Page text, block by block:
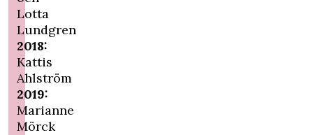
Lotta
Lundgren
2018:
Kattis
Ahlström
2019:
Marianne
Mörck